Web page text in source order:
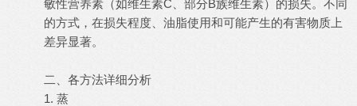
敏性营养素（如维生素C、部分B族维生素）的损失。不同
的方式，在损失程度、油脂使用和可能产生的有害物质上
差异显著。
二、各方法详细分析
1. 蒸